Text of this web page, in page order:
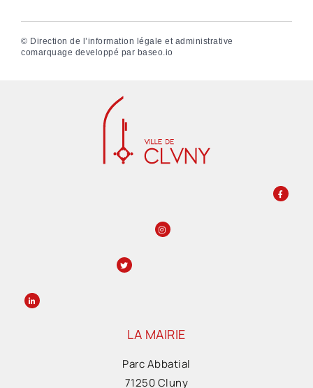
© Direction de l’information légale et administrative
comarquage developpé par baseo.io
LA MAIRIE
Parc Abbatial
71250 Cluny